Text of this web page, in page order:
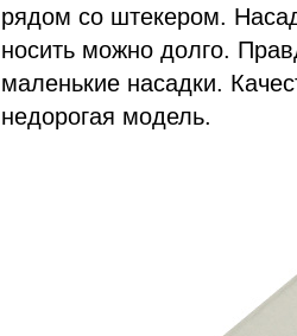
рядом со штекером.
носить можно долго.
маленькие насадки.
недорогая модель.